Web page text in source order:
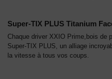
Super-TIX PLUS Titanium
Chaque driver XXIO Prime,bois de
Super-TIX PLUS, un alliage
la vitesse à tous vos coups.